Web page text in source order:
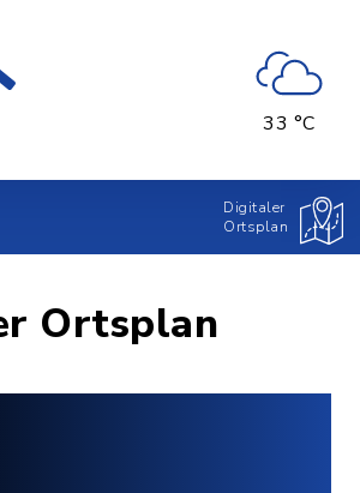
33 °C
Digitaler
Ortsplan
Ortsplan